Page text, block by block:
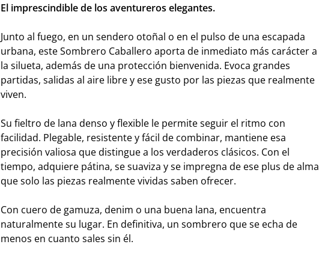
El imprescindible de los aventureros elegantes.
Junto al fuego, en un sendero otoñal o en el pulso de una escapada
urbana, este Sombrero Caballero aporta de inmediato más carácter a
la silueta, además de una protección bienvenida. Evoca grandes
partidas, salidas al aire libre y ese gusto por las piezas que realmente
viven.
Su fieltro de lana denso y flexible le permite seguir el ritmo con
facilidad. Plegable, resistente y fácil de combinar, mantiene esa
precisión valiosa que distingue a los verdaderos clásicos. Con el
tiempo, adquiere pátina, se suaviza y se impregna de ese plus de alma
que solo las piezas realmente vividas saben ofrecer.
Con cuero de gamuza, denim o una buena lana, encuentra
naturalmente su lugar. En definitiva, un sombrero que se echa de
menos en cuanto sales sin él.